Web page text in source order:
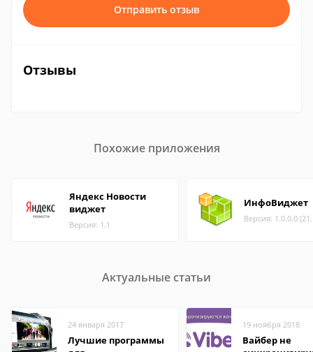
Отправить отзыв
Отзывы
Похожие приложения
Яндекс Новости
виджет
Версия: 1.1
ИнфоВиджет
Версия: 1.0.0.0
Актуальные статьи
24 января 2017
Лучшие программы
19 ноября 2018
Вайбер не